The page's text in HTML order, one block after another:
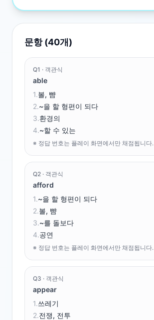
문항 (40개)
Q1 · 객관식
able
1.볼, 뺨
2.~을 할 형편이 되다
3.환경의
4.~할 수 있는
※ 정답 번호는 플레이 화면에서만 채점됩니다.
Q2 · 객관식
afford
1.~을 할 형편이 되다
2.볼, 뺨
3.~를 돌보다
4.공연
※ 정답 번호는 플레이 화면에서만 채점됩니다.
Q3 · 객관식
appear
1.쓰레기
2.전쟁, 전투